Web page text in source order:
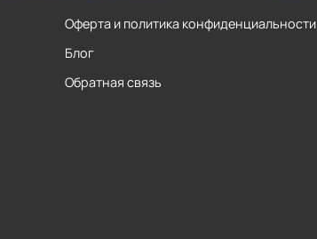
Оферта и политика конфиденциальности
Блог
Обратная связь